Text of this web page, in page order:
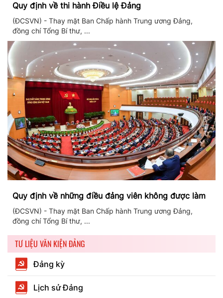
Quy định về thi hành Điều lệ Đảng
(ĐCSVN) - Thay mặt Ban Chấp hành Trung ương Đảng,
đồng chí Tổng Bí thư, ...
Quy định về những điều đảng viên không được làm
(ĐCSVN) - Thay mặt Ban Chấp hành Trung ương Đảng,
đồng chí Tổng Bí thư, ...
TƯ LIỆU VĂN KIỆN ĐẢNG
Đảng kỳ
Lịch sử Đảng